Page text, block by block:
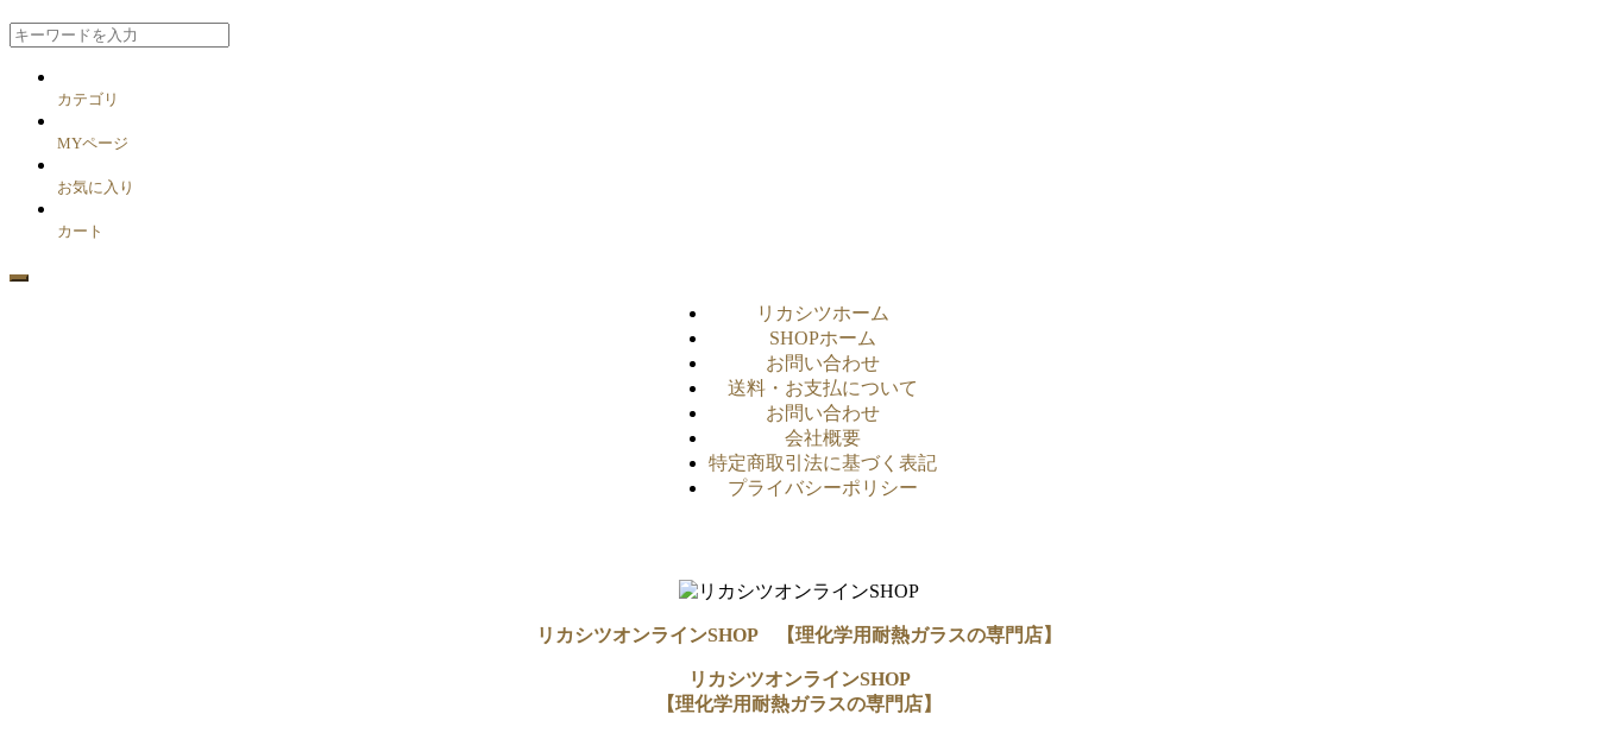
カテゴリ
MYページ
お気に入り
カート
リカシツホーム
SHOPホーム
お問い合わせ
送料・お支払について
お問い合わせ
会社概要
特定商取引法に基づく表記
プライバシーポリシー
リカシツオンラインSHOP 【理化学用耐熱ガラスの専門店】
リカシツオンラインSHOP
【理化学用耐熱ガラスの専門店】